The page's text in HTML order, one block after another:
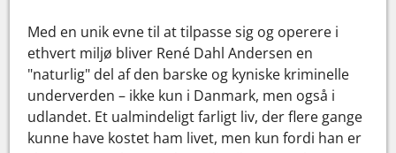
Med en unik evne til at tilpasse sig og operere i
ethvert miljø bliver René Dahl Andersen en
"naturlig" del af den barske og kyniske kriminelle
underverden – ikke kun i Danmark, men også i
udlandet. Et ualmindeligt farligt liv, der flere gange
kunne have kostet ham livet, men kun fordi han er